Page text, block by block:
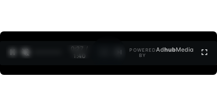
0:27 /
1:40
POWERED
BY
AdhubMedia